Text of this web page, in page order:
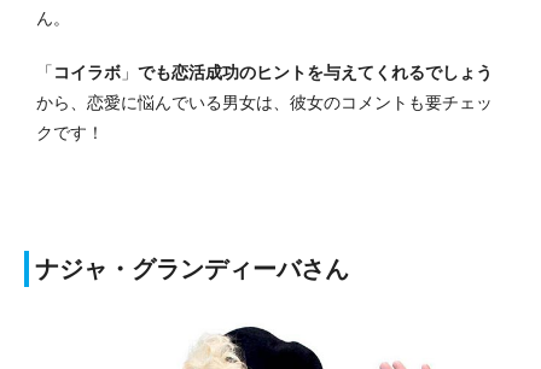
ん。
「 コイラボ 」 でも恋活成功のヒントを与えてくれるでしょう
から、恋愛に悩んでいる男女は、彼女のコメントも要チェッ
クです！
ナジャ・グランディーバさん